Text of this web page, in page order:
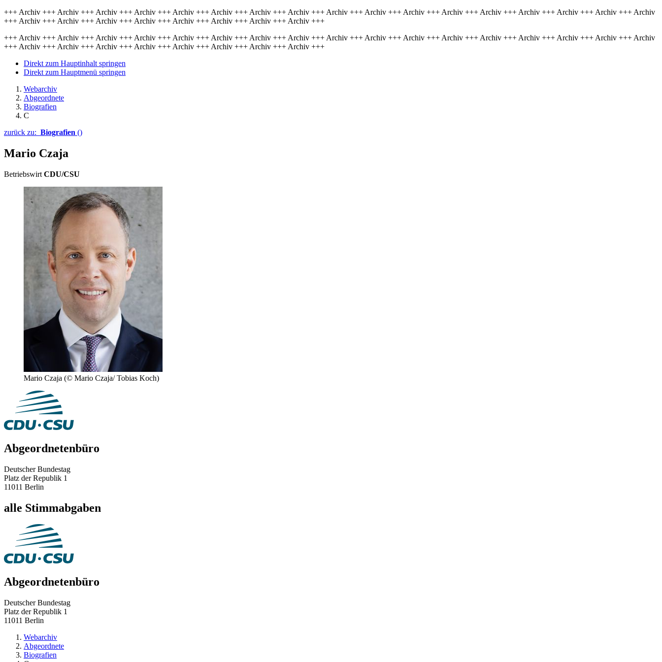
+++ Archiv +++ Archiv +++ Archiv +++ Archiv +++ Archiv +++ Archiv +++ Archiv +++ Archiv +++ Archiv +++ Archiv +++ Archiv +++ Archiv +++ Archiv +++ Archiv +++ Archiv +++ Archiv +++ Archiv
+++ Archiv +++ Archiv +++ Archiv +++ Archiv +++ Archiv +++ Archiv +++ Archiv +++ Archiv +++
+++ Archiv +++ Archiv +++ Archiv +++ Archiv +++ Archiv +++ Archiv +++ Archiv +++ Archiv +++ Archiv +++ Archiv +++ Archiv +++ Archiv +++ Archiv +++ Archiv +++ Archiv +++ Archiv +++ Archiv
+++ Archiv +++ Archiv +++ Archiv +++ Archiv +++ Archiv +++ Archiv +++ Archiv +++ Archiv +++
Direkt zum Hauptinhalt springen
Direkt zum Hauptmenü springen
Webarchiv
Abgeordnete
Biografien
C
zurück zu: Biografien ()
Mario Czaja
Betriebswirt CDU/CSU
Mario Czaja (© Mario Czaja/ Tobias Koch)
Abgeordnetenbüro
Deutscher Bundestag
Platz der Republik 1
11011 Berlin
alle Stimmabgaben
Abgeordnetenbüro
Deutscher Bundestag
Platz der Republik 1
11011 Berlin
Webarchiv
Abgeordnete
Biografien